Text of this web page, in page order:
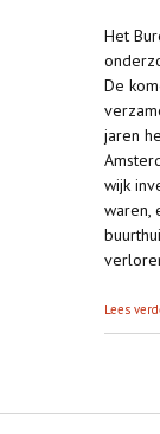
Het
De
jaren
wijk
waren,
Lees